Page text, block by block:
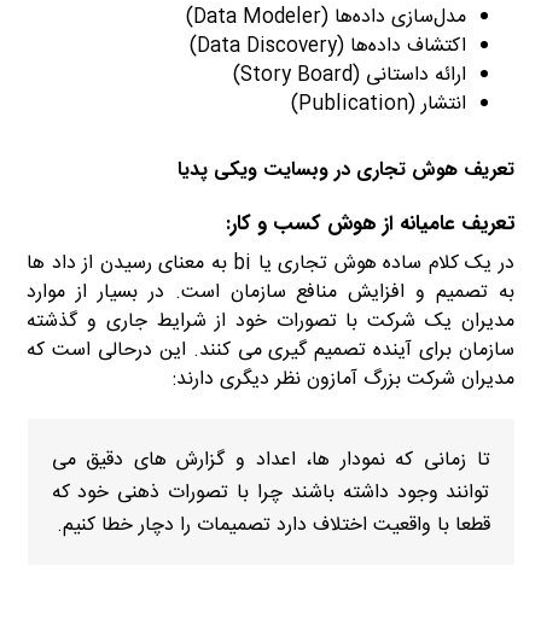
مدل‌سازی داده‌ها (Data Modeler)
اکتشاف داده‌ها (Data Discovery)
ارائه داستانی (Story Board)
انتشار (Publication)
تعریف هوش تجاری در وبسایت ویکی پدیا
تعریف عامیانه از هوش کسب و کار:
در یک کلام ساده هوش تجاری یا bi به معنای رسیدن از داد ها
به تصمیم و افزایش منافع سازمان است. در بسیار از موارد
مدیران یک شرکت با تصورات خود از شرایط جاری و گذشته
سازمان برای آینده تصمیم گیری می کنند. این درحالی است که
مدیران شرکت بزرگ آمازون نظر دیگری دارند:
تا زمانی که نمودار ها، اعداد و گزارش های دقیق می
توانند وجود داشته باشند چرا با تصورات ذهنی خود که
قطعا با واقعیت اختلاف دارد تصمیمات را دچار خطا کنیم.